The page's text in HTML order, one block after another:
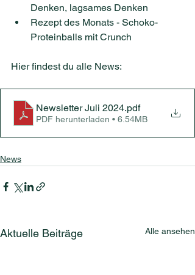
Denken, lagsames Denken
Rezept des Monats - Schoko-
Proteinballs mit Crunch
Hier findest du alle News:
Newsletter Juli 2024.pdf
PDF herunterladen • 6.54MB
News
Aktuelle Beiträge Alle ansehen